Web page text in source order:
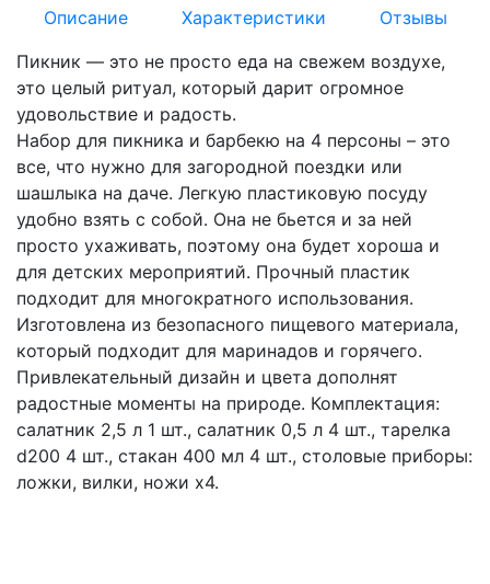
Описание
Характеристики
Отзывы
Пикник — это не просто еда на свежем воздухе,
это целый ритуал, который дарит огромное
удовольствие и радость.
Набор для пикника и барбекю на 4 персоны – это
все, что нужно для загородной поездки или
шашлыка на даче. Легкую пластиковую посуду
удобно взять с собой. Она не бьется и за ней
просто ухаживать, поэтому она будет хороша и
для детских мероприятий. Прочный пластик
подходит для многократного использования.
Изготовлена из безопасного пищевого материала,
который подходит для маринадов и горячего.
Привлекательный дизайн и цвета дополнят
радостные моменты на природе. Комплектация:
салатник 2,5 л 1 шт., салатник 0,5 л 4 шт., тарелка
d200 4 шт., стакан 400 мл 4 шт., столовые приборы:
ложки, вилки, ножи х4.